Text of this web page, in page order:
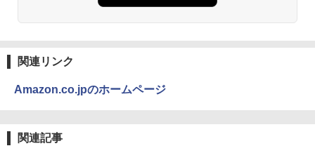
関連リンク
Amazon.co.jpのホームページ
関連記事